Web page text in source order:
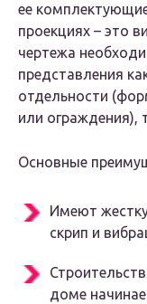
ее
проекциях – это
чертежа
представления
отдельности
или ограждения),
Основные
Имеют
скрип и
доме